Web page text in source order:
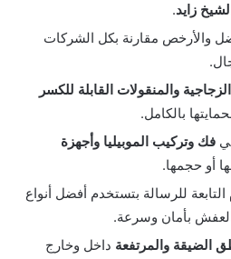
زايد.
والأرخص مقارنة بكل الشركات
والمنقولات القابلة للكسر
بالكامل.
فك وتركيب الموبيليا وأجهزة
أو حجمها.
التابعة للرسالة بتستخدم أفضل أنواع
بأمان وسرعة.
الضيقة والمرتفعة داخل وخارج